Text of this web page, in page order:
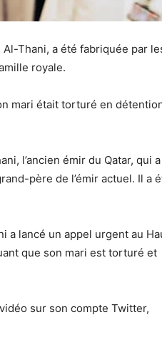
Thani, a été fabriquée par
royale.
mari était torturé en
l’ancien émir du Qatar, qui
père de l’émir actuel. Il a
a lancé un appel urgent au
que son mari est torturé et
sur son compte Twitter,